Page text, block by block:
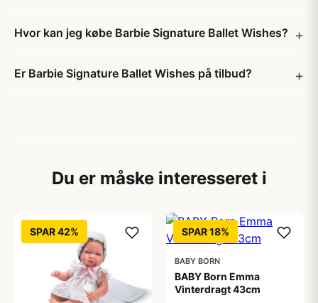
Hvor kan jeg købe Barbie Signature Ballet Wishes?
Er Barbie Signature Ballet Wishes på tilbud?
Du er måske interesseret i
SPAR 42% SPAR 18%
BABY BORN
BABY Born Emma
Vinterdragt 43cm